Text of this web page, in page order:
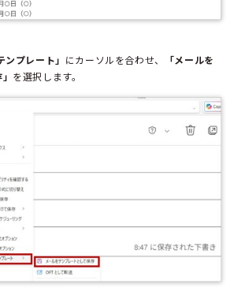
ンプレート」 にカーソルを合わせ、
「メールを
を選択します。